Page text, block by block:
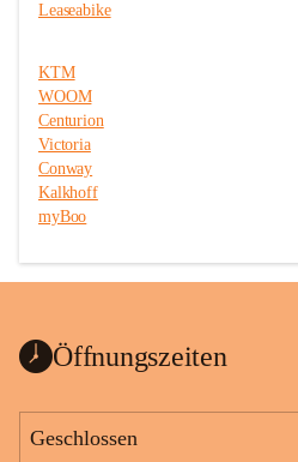
Leaseabike
KTM
WOOM
Centurion
Victoria
Conway
Kalkhoff
myBoo
Öffnungszeiten
Geschlossen